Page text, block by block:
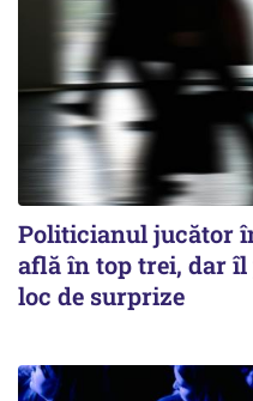
Politicianul jucător
află în top trei, dar îl
loc de surprize